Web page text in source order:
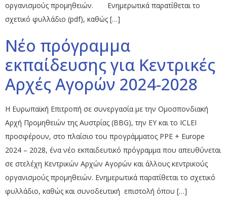
οργανισμούς προμηθειών. Ενημερωτικά παρατίθεται το
σχετικό φυλλάδιο (pdf), καθώς […]
Νέο πρόγραμμα
εκπαίδευσης για Κεντρικές
Αρχές Αγορών 2024-2028
Η Ευρωπαϊκή Επιτροπή σε συνεργασία με την Ομοσπονδιακή
Αρχή Προμηθειών της Αυστρίας (BBG), την EY και το ICLEI
προσφέρουν, στο πλαίσιο του προγράμματος PPE + Europe
2024 – 2028, ένα νέο εκπαιδευτικό πρόγραμμα που απευθύνεται
σε στελέχη Κεντρικών Αρχών Αγορών και άλλους κεντρικούς
οργανισμούς προμηθειών. Ενημερωτικά παρατίθεται το σχετικό
φυλλάδιο, καθώς και συνοδευτική επιστολή όπου […]